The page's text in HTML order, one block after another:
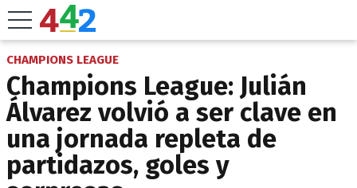
CHAMPIONS LEAGUE
Champions League: Julián
Álvarez volvió a ser clave en
una jornada repleta de
partidazos, goles y